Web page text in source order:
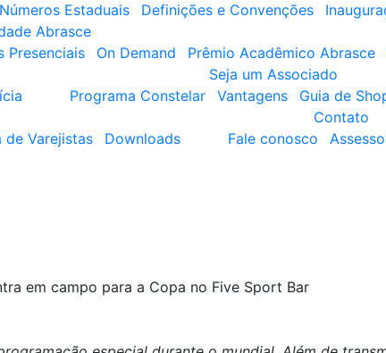
Números Estaduais Definições e Convenções
Abrasce
Presenciais On Demand Prêmio Acadêmico Abrasce
Seja um Associado
Programa Constelar
Vantagens Guia de
de Varejistas Downloads
Contato
Fale conosco
em campo para a Copa no Five Sport Bar